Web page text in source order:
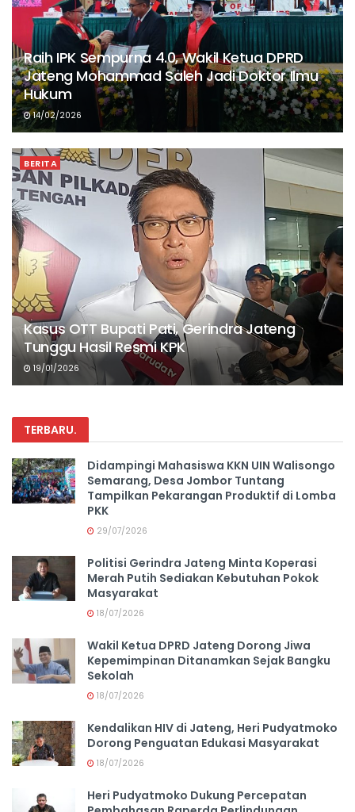
Raih IPK Sempurna 4.0, Wakil Ketua DPRD
Jateng Mohammad Saleh Jadi Doktor Ilmu
Hukum
14/02/2026
BERITA
Kasus OTT Bupati Pati, Gerindra Jateng
Tunggu Hasil Resmi KPK
19/01/2026
TERBARU.
Didampingi Mahasiswa KKN UIN Walisongo
Semarang, Desa Jombor Tuntang
Tampilkan Pekarangan Produktif di Lomba
PKK
29/07/2026
Politisi Gerindra Jateng Minta Koperasi
Merah Putih Sediakan Kebutuhan Pokok
Masyarakat
18/07/2026
Wakil Ketua DPRD Jateng Dorong Jiwa
Kepemimpinan Ditanamkan Sejak Bangku
Sekolah
18/07/2026
Kendalikan HIV di Jateng, Heri Pudyatmoko
Dorong Penguatan Edukasi Masyarakat
18/07/2026
Heri Pudyatmoko Dukung Percepatan